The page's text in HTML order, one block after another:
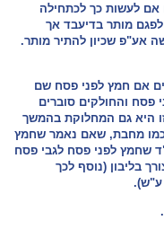
לעשות כך לכתחילה
מותר בדיעבד אך
אע"פ שכיון להתיר מותר.
אם חמץ לפני פסח שם
פסח והחולקים סוברים
היא גם המחלוקת בהמשך
כמו מחבת, שאם נאמר שחמץ
שחמץ לפני פסח לגבי פסח
בליבון (נוסף לכך
ע"ש).